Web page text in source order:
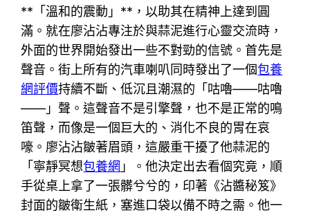
**「溫和的震動」**，以助其在精神上達到圓
滿。就在廖沾沾專注於與蒜泥進行心靈交流時，
外面的世界開始發出一些不對勁的信號。首先是
聲音。街上所有的汽車喇叭同時發出了一個包養
網評價持續不斷、低沉且潮濕的「咕嚕——咕嚕
——」聲。這聲音不是引擎聲，也不是正常的鳴
笛聲，而像是一個巨大的、消化不良的胃在哀
嚎。廖沾沾皺著眉頭，這嚴重干擾了他蒜泥的
「寧靜冥想包養網 」。他決定出去看個究竟，順
手從桌上拿了一張髒兮兮的，印著《沾醬秘笈》
封面的皺衛生紙，塞進口袋以備不時之需。他一